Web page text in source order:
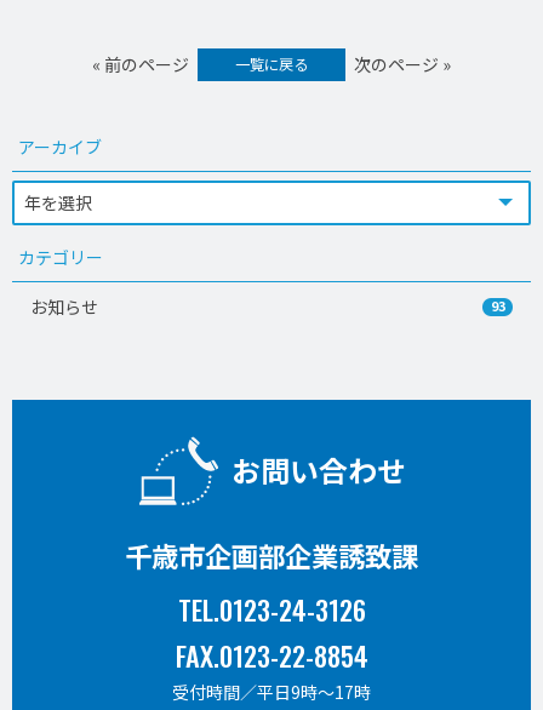
« 前のページ 一覧に戻る 次のページ »
アーカイブ
カテゴリー
お知らせ 93
お問い合わせ
千歳市企画部企業誘致課
TEL.0123-24-3126
FAX.0123-22-8854
受付時間／平日9時〜17時